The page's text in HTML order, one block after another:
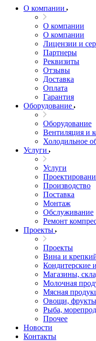
О компании
О компании
О компании
Лицензии и
Партнеры
Реквизиты
Отзывы
Доставка
Оплата
Гарантия
Оборудование
Оборудование
Вентиляция и
Холодильное
Услуги
Услуги
Производство
Поставка
Монтаж
Обслуживание
Ремонт
Проекты
Проекты
Вина и
Кондитерские
Магазины,
Молочная
Мясная
Овощи, фрукты
Рыба,
Прочее
Новости
Контакты